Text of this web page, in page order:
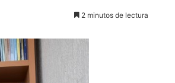
2 minutos de lectura